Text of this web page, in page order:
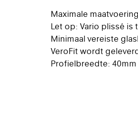
Maximale
Let op: Vario plissé is
Minimaal vereiste
VeroFit wordt
Profielbreedte: 40mm